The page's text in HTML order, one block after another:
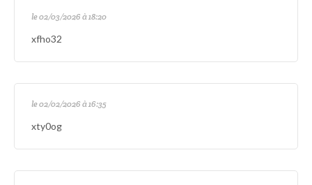
le 02/03/2026 à 18:20
xfho32
le 02/02/2026 à 16:35
xty0og